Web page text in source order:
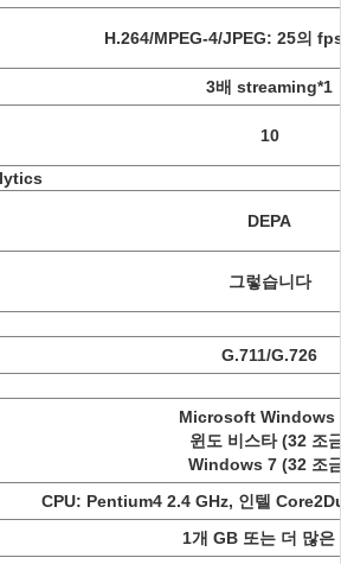
H.264/MPEG-4/JPEG: 25의
3배 streaming*1
10
DEPA
그렇습니다
G.711/G.726
Microsoft Windows
윈도 비스타 (32 조
Windows 7 (32 조
CPU: Pentium4 2.4 GHz, 인텔
1개 GB 또는 더 많은